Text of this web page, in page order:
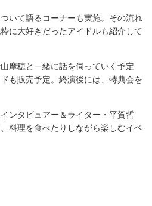
いて語るコーナーも実施。その流れ
に大好きだったアイドルも紹介して
摩穂と一緒に話を伺っていく予定
も販売予定。終演後には、特典会を
ンタビュアー＆ライター・平賀哲
料理を食べたりしながら楽しむイベ